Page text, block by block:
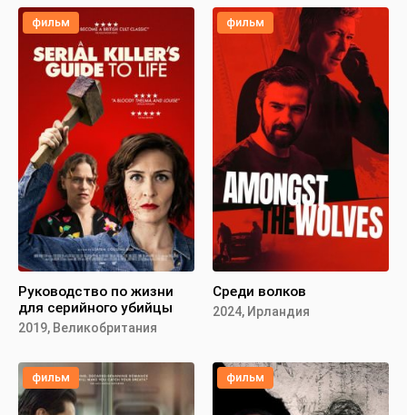
фильм
Руководство по жизни
для серийного убийцы
2019, Великобритания
фильм
Среди волков
2024, Ирландия
фильм фильм